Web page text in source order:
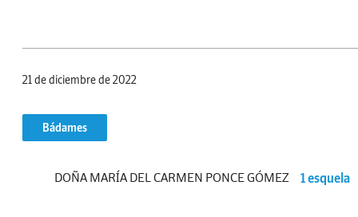
21 de diciembre de 2022
Bádames
DOÑA MARÍA DEL CARMEN PONCE GÓMEZ 1 esquela